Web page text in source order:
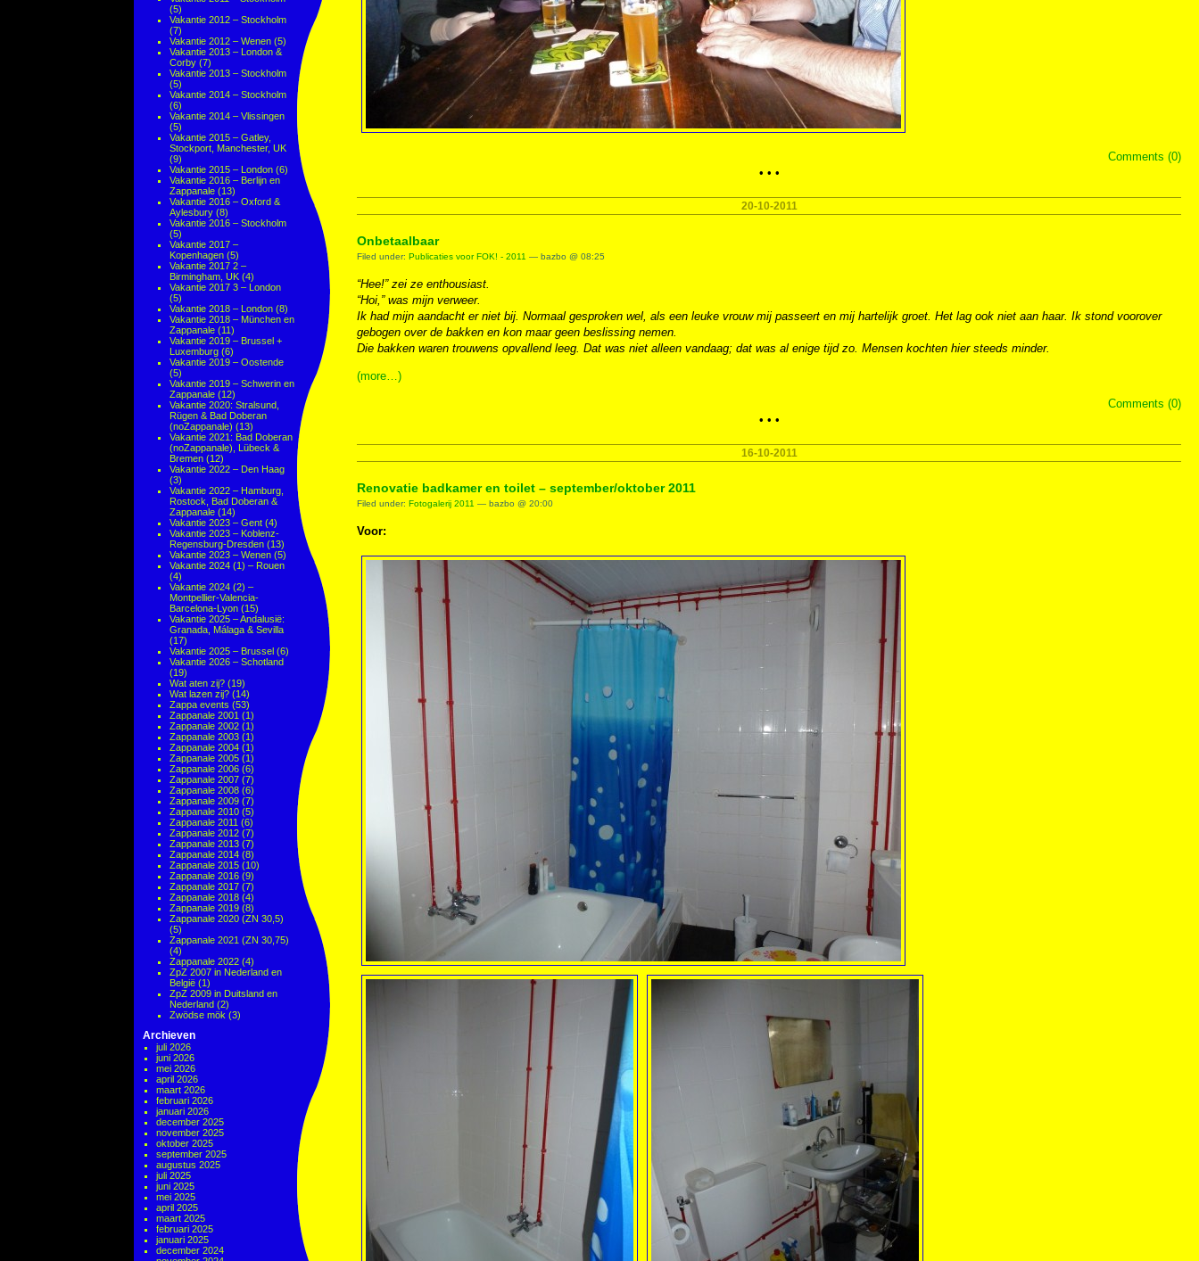
(5)
Vakantie 2012 – Stockholm
(7)
Vakantie 2012 – Wenen (5)
Vakantie 2013 – London &
Corby (7)
Vakantie 2013 – Stockholm
(5)
Vakantie 2014 – Stockholm
(6)
Vakantie 2014 – Vlissingen
(5)
Vakantie 2015 – Gatley,
Stockport, Manchester, UK
(9)
Vakantie 2015 – London (6)
Vakantie 2016 – Berlijn en
Zappanale (13)
Vakantie 2016 – Oxford &
Aylesbury (8)
Vakantie 2016 – Stockholm
(5)
Vakantie 2017 –
Kopenhagen (5)
Vakantie 2017 2 –
Birmingham, UK (4)
Vakantie 2017 3 – London
(5)
Vakantie 2018 – London (8)
Vakantie 2018 – München en
Zappanale (11)
Vakantie 2019 – Brussel +
Luxemburg (6)
Vakantie 2019 – Oostende
(5)
Vakantie 2019 – Schwerin en
Zappanale (12)
Vakantie 2020: Stralsund,
Rügen & Bad Doberan
(noZappanale) (13)
Vakantie 2021: Bad Doberan
(noZappanale), Lübeck &
Bremen (12)
Vakantie 2022 – Den Haag
(3)
Vakantie 2022 – Hamburg,
Rostock, Bad Doberan &
Zappanale (14)
Vakantie 2023 – Gent (4)
Vakantie 2023 – Koblenz-
Regensburg-Dresden (13)
Vakantie 2023 – Wenen (5)
Vakantie 2024 (1) – Rouen
(4)
Vakantie 2024 (2) –
Montpellier-Valencia-
Barcelona-Lyon (15)
Vakantie 2025 – Andalusië:
Granada, Málaga & Sevilla
(17)
Vakantie 2025 – Brussel (6)
Vakantie 2026 – Schotland
(19)
Wat aten zij? (19)
Wat lazen zij? (14)
Zappa events (53)
Zappanale 2001 (1)
Zappanale 2002 (1)
Zappanale 2003 (1)
Zappanale 2004 (1)
Zappanale 2005 (1)
Zappanale 2006 (6)
Zappanale 2007 (7)
Zappanale 2008 (6)
Zappanale 2009 (7)
Zappanale 2010 (5)
Zappanale 2011 (6)
Zappanale 2012 (7)
Zappanale 2013 (7)
Zappanale 2014 (8)
Zappanale 2015 (10)
Zappanale 2016 (9)
Zappanale 2017 (7)
Zappanale 2018 (4)
Zappanale 2019 (8)
Zappanale 2020 (ZN 30,5)
(5)
Zappanale 2021 (ZN 30,75)
(4)
Zappanale 2022 (4)
ZpZ 2007 in Nederland en
België (1)
ZpZ 2009 in Duitsland en
Nederland (2)
Zwödse mök (3)
Archieven
juli 2026
juni 2026
mei 2026
april 2026
maart 2026
februari 2026
januari 2026
december 2025
november 2025
oktober 2025
september 2025
augustus 2025
juli 2025
juni 2025
mei 2025
april 2025
maart 2025
februari 2025
januari 2025
december 2024
Comments (0)
• • •
20-10-2011
Onbetaalbaar
Filed under: Publicaties voor FOK! - 2011 — bazbo @ 08:25
“Hee!” zei ze enthousiast.
“Hoi,” was mijn verweer.
Ik had mijn aandacht er niet bij. Normaal gesproken wel, als een leuke vrouw mij passeert en mij hartelijk groet. Het lag ook niet aan haar. Ik stond voorover
gebogen over de bakken en kon maar geen beslissing nemen.
Die bakken waren trouwens opvallend leeg. Dat was niet alleen vandaag; dat was al enige tijd zo. Mensen kochten hier steeds minder.
(more…)
Comments (0)
• • •
16-10-2011
Renovatie badkamer en toilet – september/oktober 2011
Filed under: Fotogalerij 2011 — bazbo @ 20:00
Voor: